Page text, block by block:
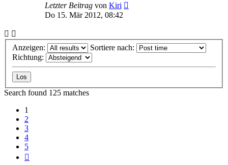
Letzter Beitrag von Kiri
Do 15. Mär 2012, 08:42
Anzeigen:
Sortiere nach:
Richtung:
Search found 125 matches
1
2
3
4
5